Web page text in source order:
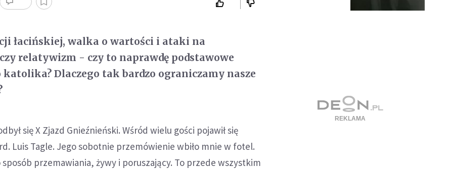
łacińskiej, walka o wartości i ataki na
relatywizm - czy to naprawdę podstawowe
katolika? Dlaczego tak bardzo ograniczamy nasze
się X Zjazd Gnieźnieński. Wśród wielu gości pojawił się
Luis Tagle. Jego sobotnie przemówienie wbiło mnie w fotel.
przemawiania, żywy i poruszający. To przede wszystkim